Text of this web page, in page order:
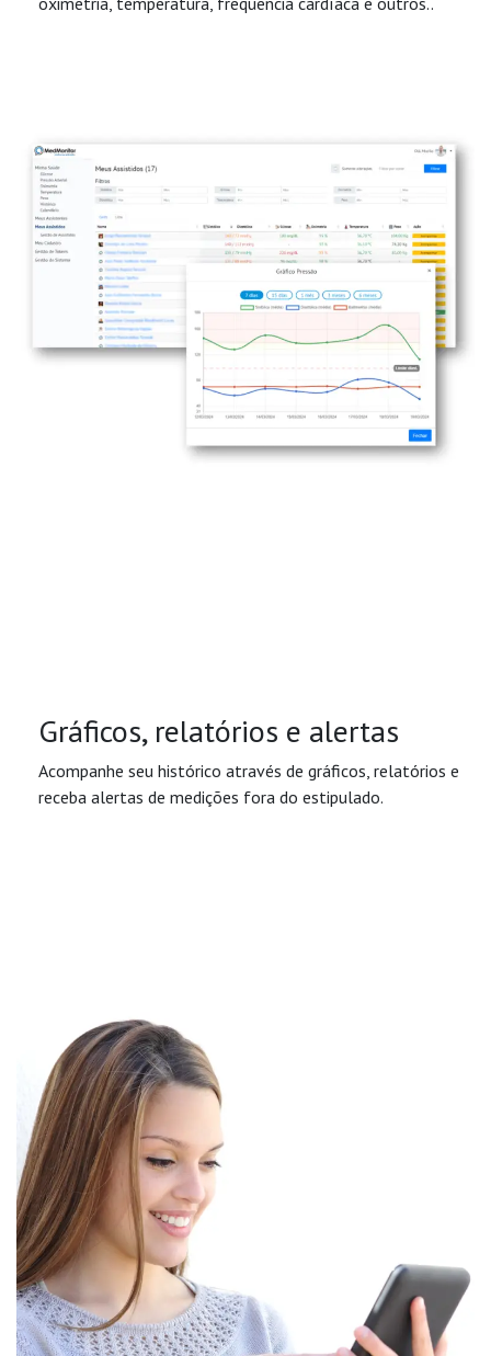
Gráficos, relatórios e alertas
Acompanhe seu histórico através de gráficos, relatórios e
receba alertas de medições fora do estipulado.